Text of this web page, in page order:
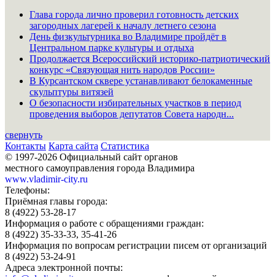
Глава города лично проверил готовность детских
загородных лагерей к началу летнего сезона
День физкультурника во Владимире пройдёт в
Центральном парке культуры и отдыха
Продолжается Всероссийский историко-патриотический
конкурс «Связующая нить народов России»
В Курсантском сквере устанавливают белокаменные
скульптуры витязей
О безопасности избирательных участков в период
проведения выборов депутатов Совета народн...
свернуть
Контакты Карта сайта Статистика
© 1997-2026 Официальный сайт органов
местного самоуправления города Владимира
www.vladimir-city.ru
Телефоны:
Приёмная главы города:
8 (4922) 53-28-17
Информация о работе с обращениями граждан:
8 (4922) 35-33-33, 35-41-26
Информация по вопросам регистрации писем от организаций
8 (4922) 53-24-91
Адреса электронной почты: